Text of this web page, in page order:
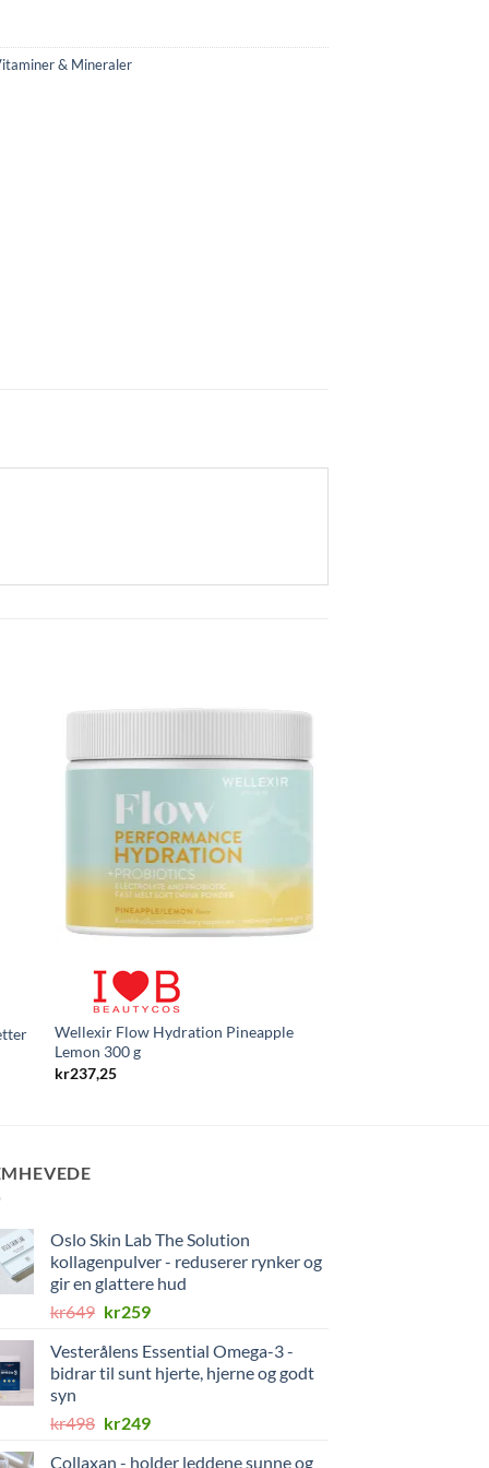
& Mineraler
Wellexir Flow Hydration Pineapple
Lemon 300 g
kr237,25
Oslo Skin Lab The Solution
kollagenpulver - reduserer rynker og
gir en glattere hud
kr649 Opprinnelig
var:
kr649.
kr259Nåværende
er:
kr259.
Vesterålens Essential Omega-3 -
bidrar til sunt hjerte, hjerne og godt
syn
kr498 Opprinnelig
kr249Nåværende
Collaxan - holder leddene sunne og